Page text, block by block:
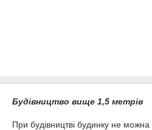
Будівництво вище 1,5 метрів
При будівництві будинку не